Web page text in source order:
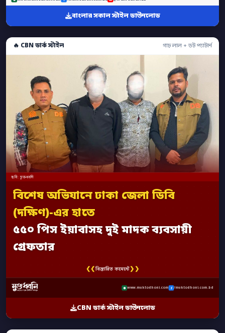
বাংলার সকাল স্টাইল ডাউনলোড
🔥 CBN ডার্ক স্টাইল গাঢ় লাল + ডট প্যাটার্ন
ছবি: মুক্তধ্বনি
বিশেষ অভিযানে ঢাকা জেলা ডিবি
(দক্ষিণ)-এর হাতে
৫৫০ পিস ইয়াবাসহ দুই মাদক ব্যবসায়ী
গ্রেফতার
❮❮বিস্তারিত কমেন্টে❯❯
www.muktodhoni.com /muktodhoni.com.bd
CBN ডার্ক স্টাইল ডাউনলোড